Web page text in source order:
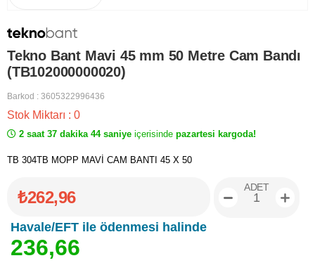
Tekno Bant Mavi 45 mm 50 Metre Cam Bandı
(TB102000000020)
Barkod : 3605322996436
Stok Miktarı : 0
2 saat 37 dakika 44 saniye içerisinde pazartesi kargoda!
TB 304TB MOPP MAVİ CAM BANTI 45 X 50
₺262,96
Havale/EFT ile ödenmesi halinde
236,66
ADET